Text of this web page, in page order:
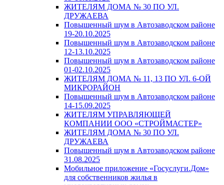
ЖИТЕЛЯМ ДОМА № 30 ПО УЛ.
ДРУЖАЕВА
Повышенный шум в Автозаводском районе
19-20.10.2025
Повышенный шум в Автозаводском районе
12-13.10.2025
Повышенный шум в Автозаводском районе
01-02.10.2025
ЖИТЕЛЯМ ДОМА № 11, 13 ПО УЛ. 6-ОЙ
МИКРОРАЙОН
Повышенный шум в Автозаводском районе
14-15.09.2025
ЖИТЕЛЯМ УПРАВЛЯЮЩЕЙ
КОМПАНИИ ООО «СТРОЙМАСТЕР»
ЖИТЕЛЯМ ДОМА № 30 ПО УЛ.
ДРУЖАЕВА
Повышенный шум в Автозаводском районе
31.08.2025
Мобильное приложение «Госуслуги.Дом»
для собственников жилья в